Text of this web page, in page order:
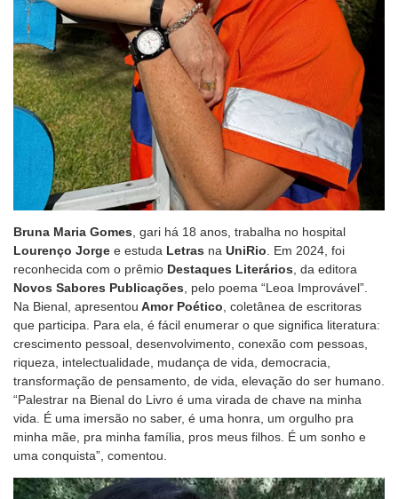
Bruna Maria Gomes , gari há 18 anos, trabalha no hospital
Lourenço Jorge e estuda Letras na UniRio . Em 2024, foi
reconhecida com o prêmio Destaques Literários , da editora
Novos Sabores Publicações , pelo poema “Leoa Improvável”.
Na Bienal, apresentou Amor Poético , coletânea de escritoras
que participa. Para ela, é fácil enumerar o que significa literatura:
crescimento pessoal, desenvolvimento, conexão com pessoas,
riqueza, intelectualidade, mudança de vida, democracia,
transformação de pensamento, de vida, elevação do ser humano.
“Palestrar na Bienal do Livro é uma virada de chave na minha
vida. É uma imersão no saber, é uma honra, um orgulho pra
minha mãe, pra minha família, pros meus filhos. É um sonho e
uma conquista”, comentou.